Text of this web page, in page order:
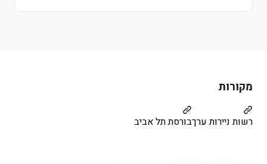
מקורות
רשות ניירות ערךבורסת תל אביב